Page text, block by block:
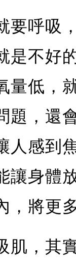
要呼吸
是不好
量低，
題，還
人感到
讓身體
，將更
肌，其